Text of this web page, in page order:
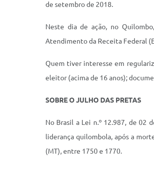
de setembro de 2018.
Neste dia de ação, no
Atendimento da Receita Federal
Quem tiver interesse em
eleitor (acima de 16 anos);
SOBRE O JULHO DAS PRETAS
No Brasil a Lei n.º 12.987, de 02
liderança quilombola, após a
(MT), entre 1750 e 1770.